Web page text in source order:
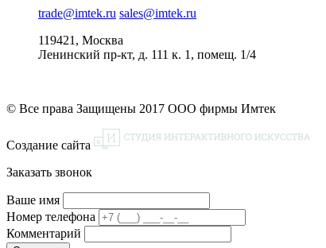
trade@imtek.ru sales@imtek.ru
119421, Москва
Ленинский пр-кт, д. 111 к. 1, помещ. 1/4
© Все права Защищены 2017 ООО фирмы Имтек
Создание сайта
Заказать звонок
Ваше имя
Номер телефона
Комментарий